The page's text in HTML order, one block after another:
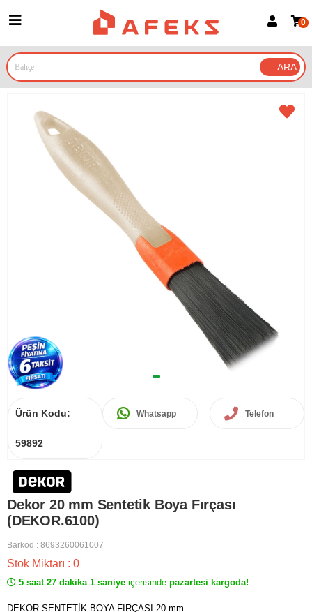
Google İle Bağlan
0
Ürün Kodu:
59892
Whatsapp Telefon
Dekor 20 mm Sentetik Boya Fırçası
(DEKOR.6100)
Barkod : 8693260061007
Stok Miktarı : 0
5 saat 27 dakika 1 saniye içerisinde pazartesi kargoda!
DEKOR SENTETİK BOYA FIRÇASI 20 mm